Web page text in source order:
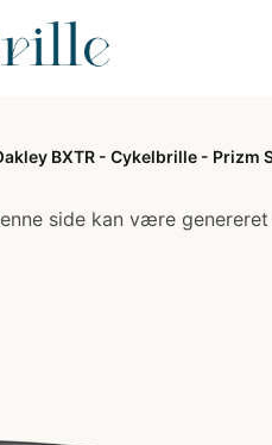
BXTR - Cykelbrille - Prizm
side kan være